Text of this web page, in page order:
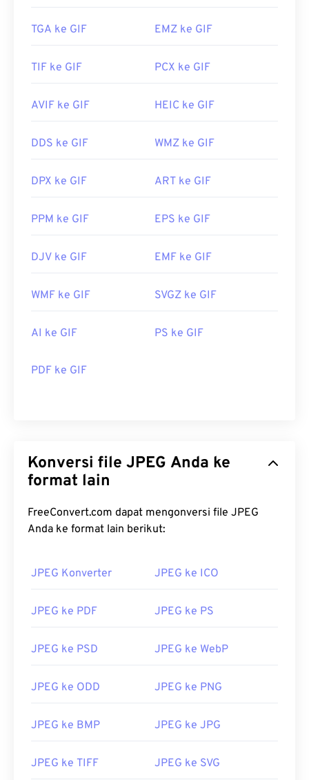
TGA ke GIF EMZ ke GIF
TIF ke GIF PCX ke GIF
AVIF ke GIF HEIC ke GIF
DDS ke GIF WMZ ke GIF
DPX ke GIF ART ke GIF
PPM ke GIF EPS ke GIF
DJV ke GIF EMF ke GIF
WMF ke GIF SVGZ ke GIF
AI ke GIF PS ke GIF
PDF ke GIF
Konversi file JPEG Anda ke
format lain
FreeConvert.com dapat mengonversi file JPEG
Anda ke format lain berikut:
JPEG Konverter JPEG ke ICO
JPEG ke PDF JPEG ke PS
JPEG ke PSD JPEG ke WebP
JPEG ke ODD JPEG ke PNG
JPEG ke BMP JPEG ke JPG
JPEG ke TIFF JPEG ke SVG